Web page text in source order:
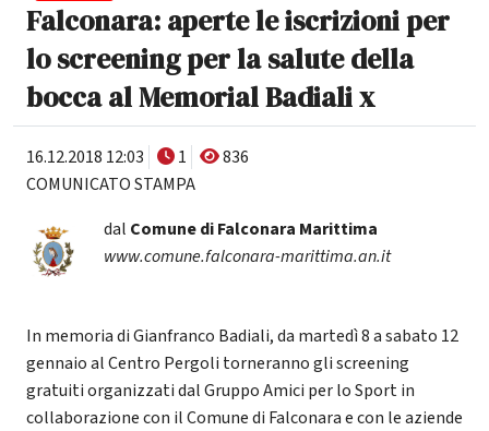
Falconara: aperte le iscrizioni per
lo screening per la salute della
bocca al Memorial Badiali x
16.12.2018 12:03 1
836
COMUNICATO STAMPA
dal Comune di Falconara Marittima
www.comune.falconara-marittima.an.it
In memoria di Gianfranco Badiali, da martedì 8 a sabato 12
gennaio al Centro Pergoli torneranno gli screening
gratuiti organizzati dal Gruppo Amici per lo Sport in
collaborazione con il Comune di Falconara e con le aziende